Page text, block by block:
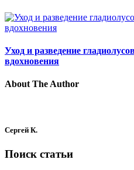
Уход и разведение
вдохновения
About The Author
Сергей К.
Поиск статьи